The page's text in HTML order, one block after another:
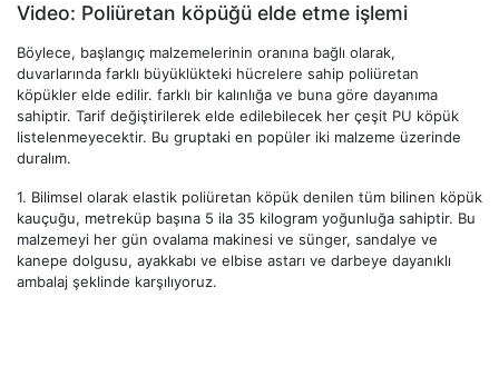
Video: Poliüretan köpüğü elde etme işlemi
Böylece, başlangıç ​​malzemelerinin oranına bağlı olarak,
duvarlarında farklı büyüklükteki hücrelere sahip poliüretan
köpükler elde edilir. farklı bir kalınlığa ve buna göre dayanıma
sahiptir. Tarif değiştirilerek elde edilebilecek her çeşit PU köpük
listelenmeyecektir. Bu gruptaki en popüler iki malzeme üzerinde
duralım.
1. Bilimsel olarak elastik poliüretan köpük denilen tüm bilinen köpük
kauçuğu, metreküp başına 5 ila 35 kilogram yoğunluğa sahiptir. Bu
malzemeyi her gün ovalama makinesi ve sünger, sandalye ve
kanepe dolgusu, ayakkabı ve elbise astarı ve darbeye dayanıklı
ambalaj şeklinde karşılıyoruz.